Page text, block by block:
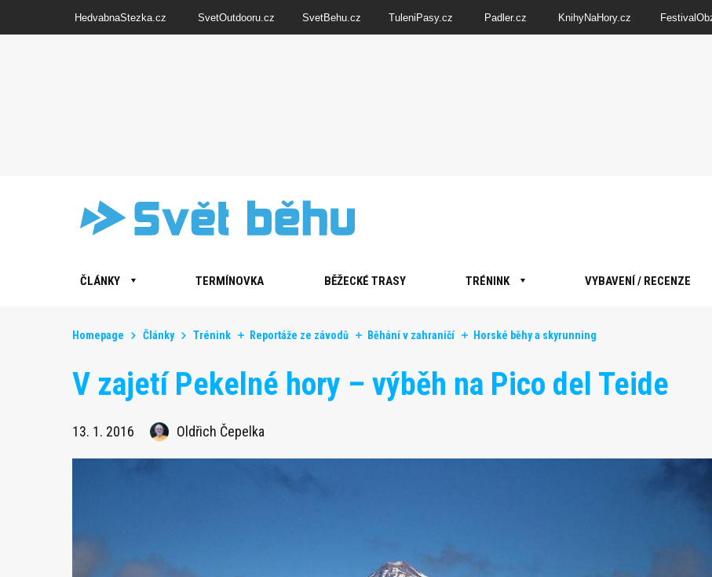
HedvabnaStezka.cz SvetOutdooru.cz SvetBehu.cz TuleniPasy.cz Padler.cz KnihyNaHory.cz
ČLÁNKY TERMÍNOVKA BĚŽECKÉ TRASY TRÉNINK VYBAVENÍ / RECENZE
Homepage Články Trénink Reportáže ze závodů Běhání v zahraničí Horské běhy a skyrunning
V zajetí Pekelné hory – výběh na Pico del Teide
13. 1. 2016 Oldřich Čepelka